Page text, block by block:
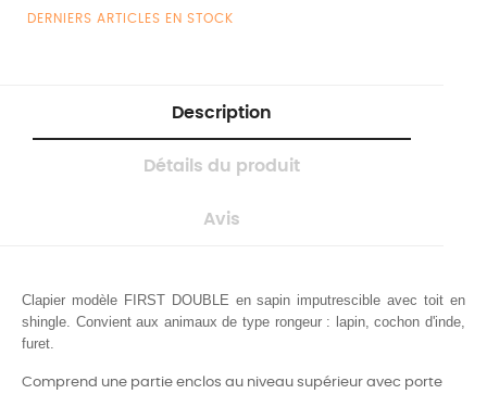
DERNIERS ARTICLES EN STOCK
Description
Détails du produit
Avis
Clapier modèle FIRST DOUBLE en sapin imputrescible avec toit en
shingle. Convient aux animaux de type rongeur : lapin, cochon d'inde,
furet.
Comprend une partie enclos au niveau supérieur avec porte